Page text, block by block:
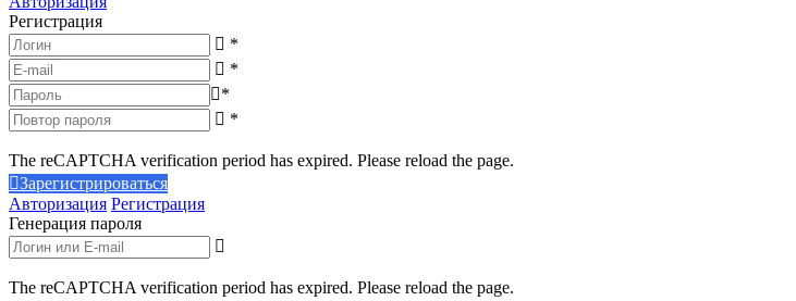
Регистрация
*
*
*
*
The reCAPTCHA verification period has expired. Please reload the page.
Зарегистрироваться
Авторизация Регистрация
Генерация пароля
The reCAPTCHA verification period has expired. Please reload the page.